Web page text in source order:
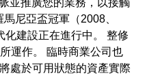
並推廣您的業務，以接觸
尼亞盃冠軍（2008、
化建設正在進行中。 整修
運作。 臨時商業公司也
處於可用狀態的資產實際